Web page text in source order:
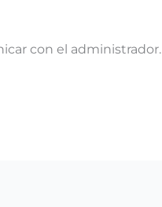
con el administrador.